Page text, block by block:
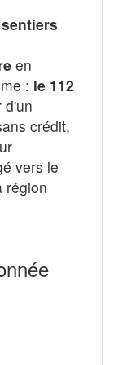
en
: le 112
d'un
crédit,
vers le
région